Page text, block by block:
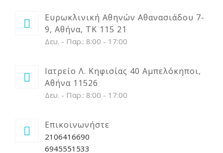
Ευρωκλινική Αθηνών Αθανασιάδου 7-
9, Αθήνα, ΤΚ 115 21
Δευ. - Παρ.: 8:00 - 17:00
Ιατρείο Λ. Κηφισίας 40 Αμπελόκηποι,
Αθήνα 11526
Δευ. - Παρ.: 8:00 - 17:00
Επικοινωνήστε
2106416690
6945551533